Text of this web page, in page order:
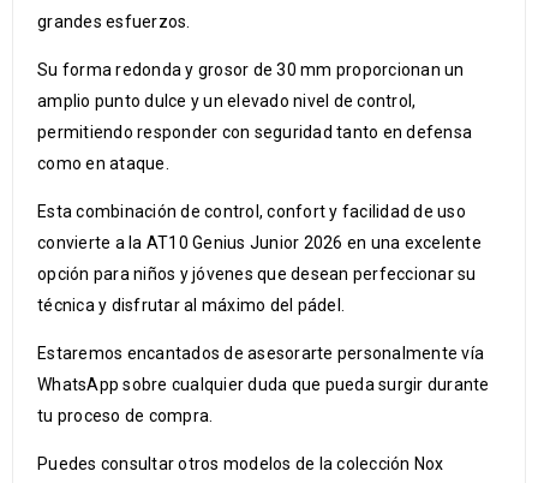
grandes esfuerzos.
Su forma redonda y grosor de 30 mm proporcionan un
amplio punto dulce y un elevado nivel de control,
permitiendo responder con seguridad tanto en defensa
como en ataque.
Esta combinación de control, confort y facilidad de uso
convierte a la AT10 Genius Junior 2026 en una excelente
opción para niños y jóvenes que desean perfeccionar su
técnica y disfrutar al máximo del pádel.
Estaremos encantados de asesorarte personalmente vía
WhatsApp sobre cualquier duda que pueda surgir durante
tu proceso de compra.
Puedes consultar otros modelos de la colección Nox